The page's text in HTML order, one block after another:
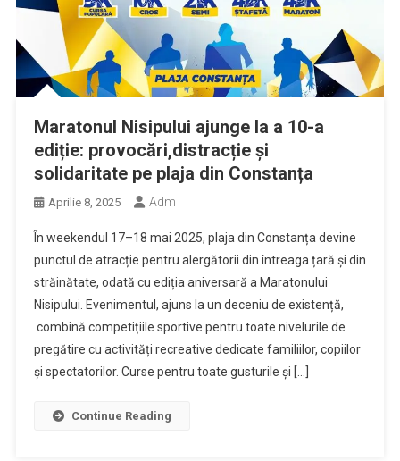
Maratonul Nisipului ajunge la a 10-a
ediție: provocări,distracție și
solidaritate pe plaja din Constanța
Aprilie 8, 2025 Adm
În weekendul 17–18 mai 2025, plaja din Constanța devine
punctul de atracție pentru alergătorii din întreaga țară și din
străinătate, odată cu ediția aniversară a Maratonului
Nisipului. Evenimentul, ajuns la un deceniu de existență,
combină competițiile sportive pentru toate nivelurile de
pregătire cu activități recreative dedicate familiilor, copiilor
și spectatorilor. Curse pentru toate gusturile și […]
Continue Reading